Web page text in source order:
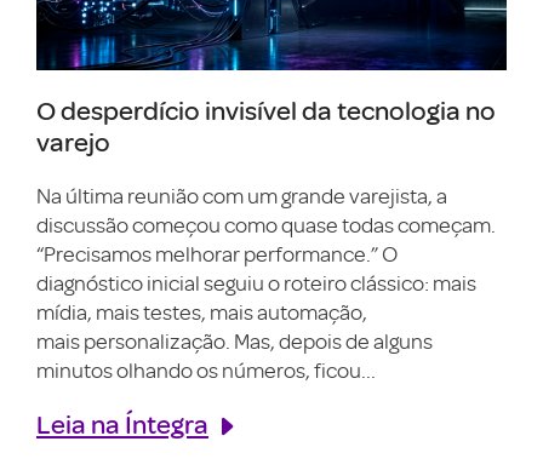
O desperdício invisível da tecnologia no
varejo
Na última reunião com um grande varejista, a
discussão começou como quase todas começam.
“Precisamos melhorar performance.” O
diagnóstico inicial seguiu o roteiro clássico: mais
mídia, mais testes, mais automação,
mais personalização. Mas, depois de alguns
minutos olhando os números, ficou...
Leia na Íntegra